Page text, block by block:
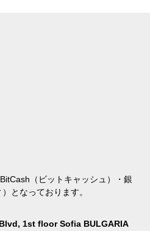
（ビットキャッシュ）・銀
となっております。
1st floor Sofia BULGARIA